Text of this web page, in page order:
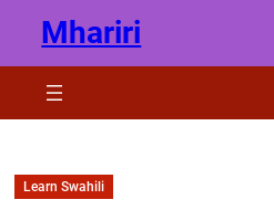
content
Mhariri
Learn Swahili